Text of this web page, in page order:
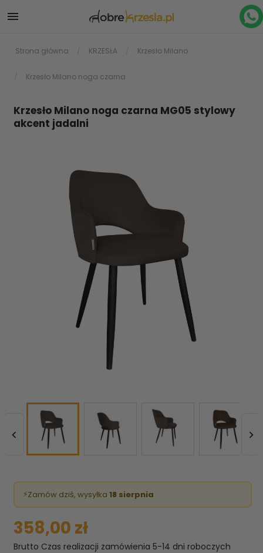

Strona główna KRZESŁA Krzesło Milano
Krzesło Milano noga czarna
Krzesło Milano noga czarna MG05 stylowy
akcent jadalni
 
⚡Zamów dziś, wysyłka 18 sierpnia
358,00 zł
Brutto Czas realizacji zamówienia 5-14 dni roboczych